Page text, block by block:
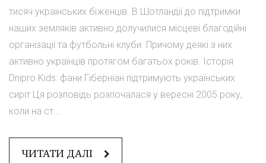
тисяч українських біженців. В Шотландії до підтримки
наших земляків активно долучилися місцеві благодійні
організації та футбольні клуби. Причому деякі з них
активно українців протягом багатьох років. Історія
Dnipro Kids: фани Гіберніан підтримують українських
сиріт Ця розповідь розпочалася у вересні 2005 року,
коли на ст...
ЧИТАТИ ДАЛІ